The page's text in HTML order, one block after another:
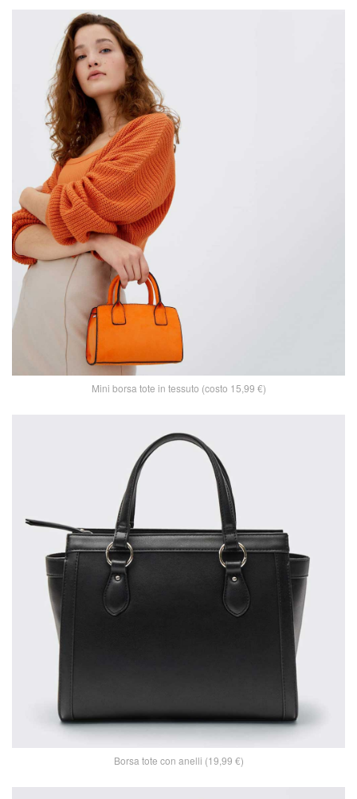
Mini borsa tote in tessuto (costo 15,99 €)
Borsa tote con anelli (19,99 €)